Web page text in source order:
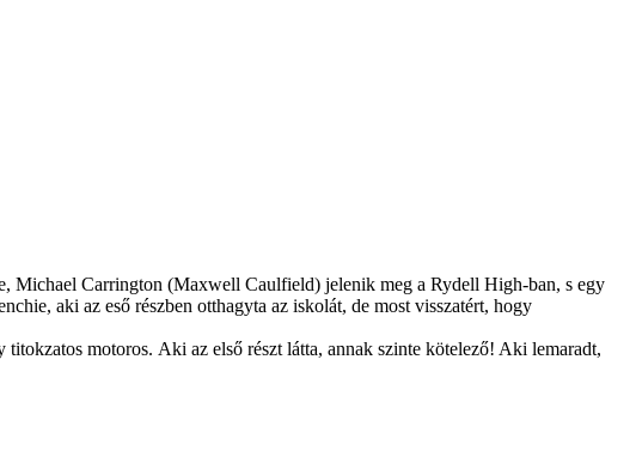
Michael Carrington (Maxwell Caulfield) jelenik meg a Rydell High-ban, s egy
aki az eső részben otthagyta az iskolát, de most visszatért, hogy
motoros. Aki az első részt látta, annak szinte kötelező! Aki lemaradt,